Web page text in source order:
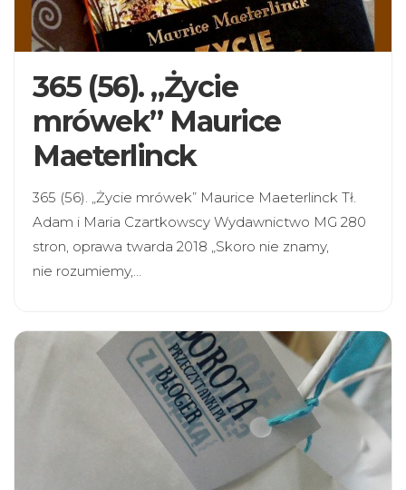
365 (56). „Życie
mrówek” Maurice
Maeterlinck
365 (56). „Życie mrówek” Maurice Maeterlinck Tł.
Adam i Maria Czartkowscy Wydawnictwo MG 280
stron, oprawa twarda 2018 „Skoro nie znamy,
nie rozumiemy,…